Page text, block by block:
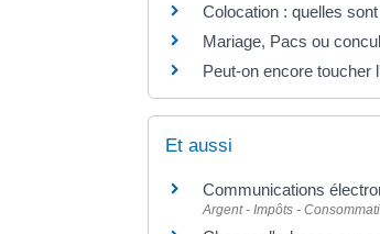
Colocation : quelles
Mariage, Pacs ou
Peut-on encore toucher
Et aussi
Communications
Argent - Impôts -